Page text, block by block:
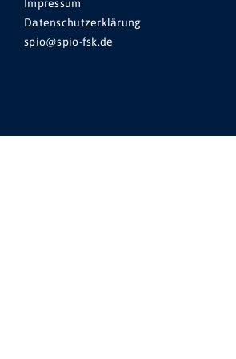
Impressum
Datenschutzerklärung
spio@spio-fsk.de